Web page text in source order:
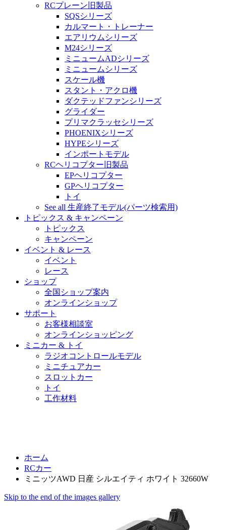
RCプレーン旧製品
SQSシリーズ
カルマート・トレーナー
エアリウムシリーズ
M24シリーズ
ミニュームADシリーズ
ミニュームシリーズ
スケール機
スタント・アクロ機
ダクテッドファンシリーズ
グライダー
プリマクラッセシリーズ
PHOENIXシリーズ
HYPEシリーズ
インポートモデル
RCヘリコプター旧製品
EPヘリコプター
GPヘリコプター
トイ
See all 生産終了モデル(パーツ検索用)
トピックス & キャンペーン
トピックス
キャンペーン
イベント & レース
イベント
レース
ショップ
全国ショップ案内
オンラインショップ
サポート
お客様相談室
オンラインショッピング
ミニカー & トイ
ラジオコントロールモデル
ミニチュアカー
スロットカー
トイ
工作材料
ホーム
RCカー
ミニッツAWD 日産 シルエイティ ホワイト 32660W
Skip to the end of the images gallery